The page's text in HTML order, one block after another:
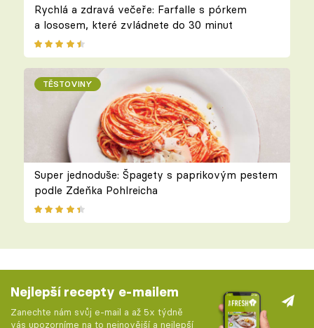
Rychlá a zdravá večeře: Farfalle s pórkem
a lososem, které zvládnete do 30 minut
TĚSTOVINY
Super jednoduše: Špagety s paprikovým pestem
podle Zdeňka Pohlreicha
Nejlepší recepty e-mailem
Zanechte nám svůj e-mail a až 5x týdně
vás upozorníme na to nejnovější a nejlepší